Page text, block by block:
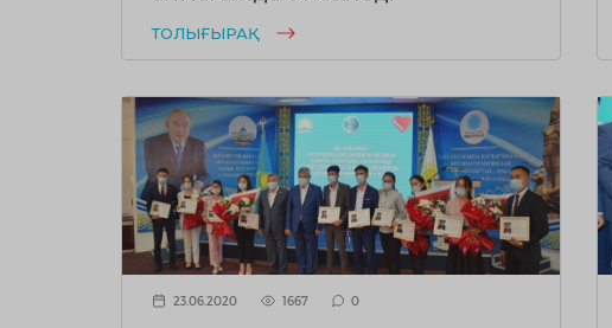
ТОЛЫҒЫРАҚ
23.06.2020 1667 0